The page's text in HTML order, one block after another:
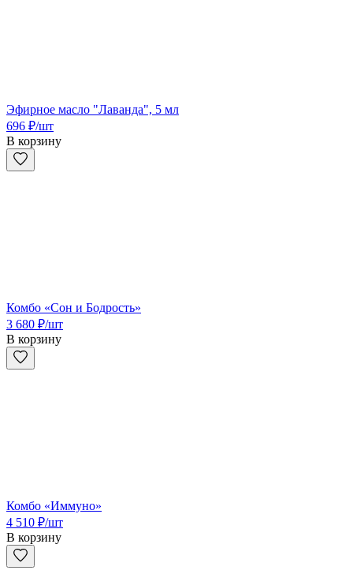
Эфирное масло "Лаванда", 5 мл
696 ₽/шт
В корзину
Комбо «Сон и Бодрость»
3 680 ₽/шт
В корзину
Комбо «Иммуно»
4 510 ₽/шт
В корзину